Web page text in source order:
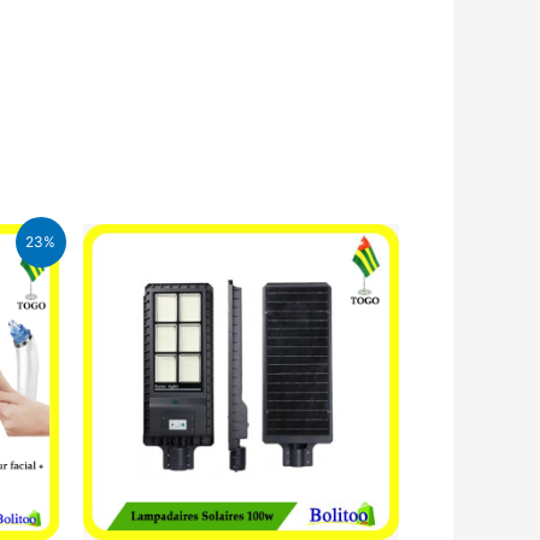
23%